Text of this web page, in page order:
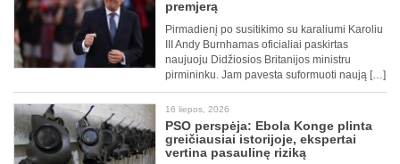
premjerą
Pirmadienį po susitikimo su karaliumi Karoliu
III Andy Burnhamas oficialiai paskirtas
naujuoju Didžiosios Britanijos ministru
pirmininku. Jam pavesta suformuoti naują […]
16 liepos, 2026
PSO perspėja: Ebola Konge plinta
greičiausiai istorijoje, ekspertai
vertina pasaulinę riziką